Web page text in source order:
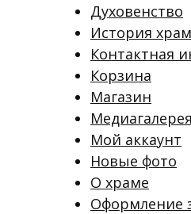
Духовенство
История
Контактная
Корзина
Магазин
Медиагалерея
Мой аккаунт
Новые фото
О храме
Оформление